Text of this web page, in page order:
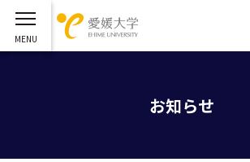
お知らせ